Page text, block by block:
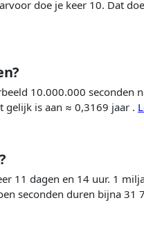
doe je keer 10. Dat
10.000.000 seconden
is aan ≈ 0,3169 jaar .
11 dagen en 14 uur. 1
seconden duren bijna 31